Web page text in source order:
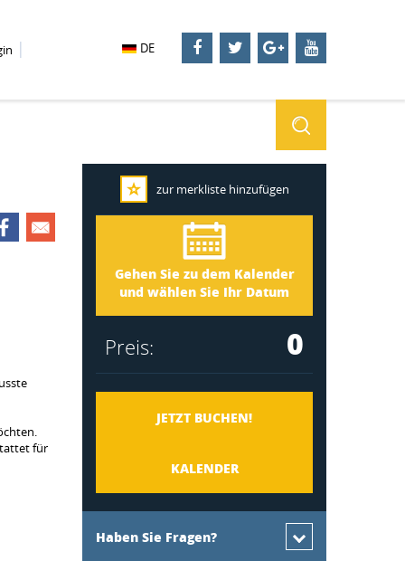
DE
für
zur merkliste hinzufügen
Stockholm 3291
Gehen Sie zu dem Kalender
und wählen Sie Ihr Datum
Ankunft
Abreise
Preis: 0
JETZT BUCHEN!
KALENDER
Haben Sie Fragen?